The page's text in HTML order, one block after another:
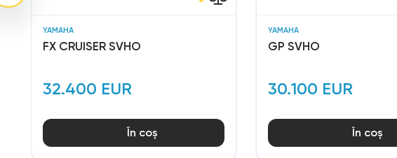
YAMAHA
FX CRUISER SVHO
32.400 EUR
În coș
YAMAHA
GP SVHO
30.100 EUR
În coș